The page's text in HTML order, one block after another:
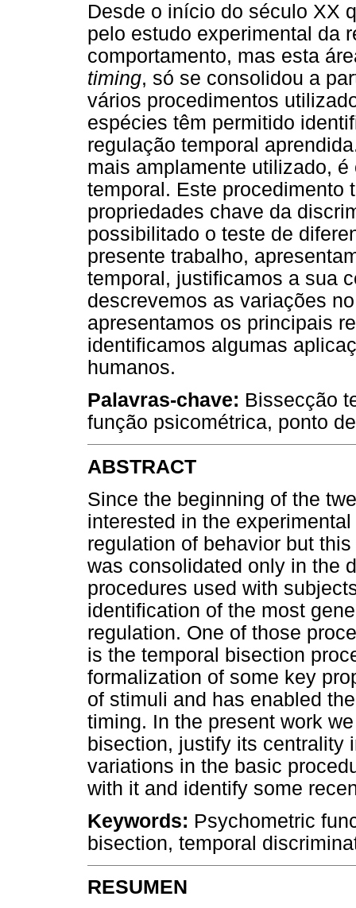
Desde o início do século XX
pelo estudo experimental da
comportamento, mas esta
timing, só se consolidou a
vários procedimentos
espécies têm permitido
regulação temporal
mais amplamente utilizado,
temporal. Este procedimento
propriedades chave da
possibilitado o teste de
presente trabalho,
temporal, justificamos a sua
descrevemos as variações
apresentamos os principais
identificamos algumas
humanos.
Palavras-chave: Bissecção
função psicométrica, ponto
ABSTRACT
Since the beginning of the
interested in the
regulation of behavior but
was consolidated only in the
procedures used with
identification of the most
regulation. One of those
is the temporal bisection
formalization of some key
of stimuli and has enabled
timing. In the present work
bisection, justify its centrality
variations in the basic
with it and identify some
Keywords: Psychometric
bisection, temporal
RESUMEN